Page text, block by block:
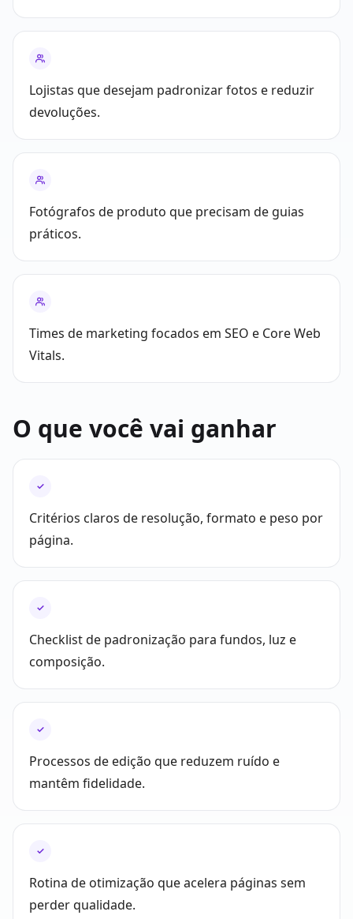
Lojistas que desejam padronizar fotos e reduzir
devoluções.
Fotógrafos de produto que precisam de guias
práticos.
Times de marketing focados em SEO e Core Web
Vitals.
O que você vai ganhar
✓
Critérios claros de resolução, formato e peso por
página.
✓
Checklist de padronização para fundos, luz e
composição.
✓
Processos de edição que reduzem ruído e
mantêm fidelidade.
✓
Rotina de otimização que acelera páginas sem
perder qualidade.